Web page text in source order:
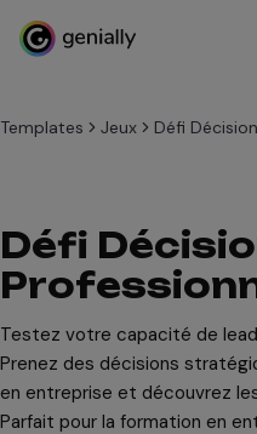
Templates Jeux Défi
Défi
Testez votre capacité de
Prenez des décisions
en entreprise et découvrez
Parfait pour la formation en